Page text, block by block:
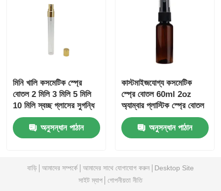
মিনি খালি কসমেটিক স্প্রে
বোতল 2 মিলি 3 মিলি 5 মিলি
10 মিলি স্বচ্ছ গ্লাসের সুগন্ধি
বোতল
অনুসন্ধান পাঠান
কাস্টমাইজযোগ্য কসমেটিক
স্প্রে বোতল 60ml 2oz
অ্যাম্বার প্লাস্টিক স্প্রে বোতল
অনুসন্ধান পাঠান
বাড়ি আমাদের সম্পর্কে আমাদের সাথে যোগাযোগ করুন
Desktop Site
সাইট ম্যাপ
গোপনীয়তা নীতি